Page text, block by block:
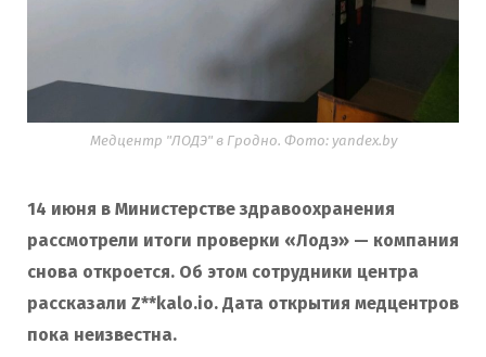
Медцентр "ЛОДЭ" в Гродно. Фото: yandex.by
14 июня в Министерстве здравоохранения
рассмотрели итоги проверки «Лодэ» — компания
снова откроется. Об этом сотрудники центра
рассказали Z**kalo.io. Дата открытия медцентров
пока неизвестна.